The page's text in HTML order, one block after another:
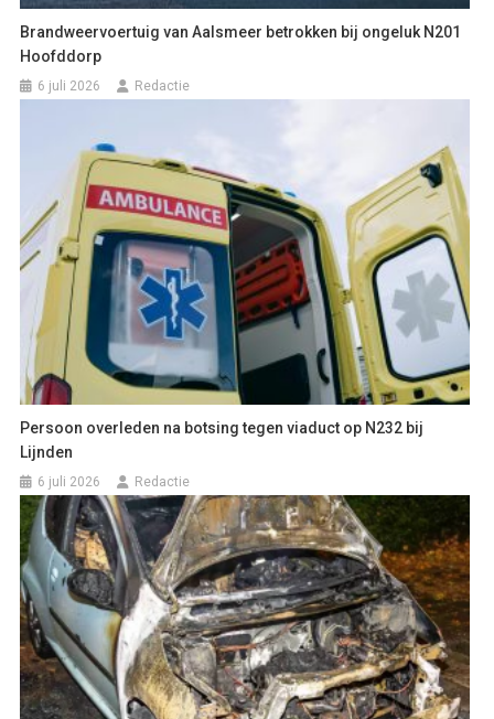
Brandweervoertuig van Aalsmeer betrokken bij ongeluk N201
Hoofddorp
6 juli 2026 Redactie
Persoon overleden na botsing tegen viaduct op N232 bij
Lijnden
6 juli 2026 Redactie